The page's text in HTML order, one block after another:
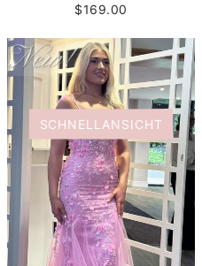
$169.00
SCHNELLANSICHT